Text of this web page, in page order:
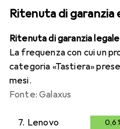
Ritenuta di garanzia
Ritenuta di garanzia legale
La frequenza con cui un
categoria «Tastiera»
mesi.
Fonte: Galaxus
7. Lenovo 0,6